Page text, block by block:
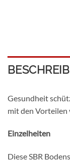
Gesundheit
mit den Vorteilen
Einzelheiten
Diese SBR